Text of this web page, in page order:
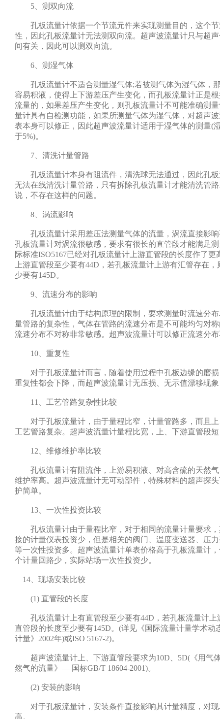
5、测双向流
孔板流量计依据一个节流元件来实现测量目的，这个节
性，因此孔板流量计无法测双向流。超声波流量计只与超
间有关，因此可以测双向流。
6、测湿气体
孔板流量计不适合测量湿气体;若被测气体为湿气体，
容易积液，使得上下游差压产生变化，而孔板流量计正是
流量的，如果差压产生变化，则孔板流量计不可能准确测
量计具有自检测功能，如果所测量气体为湿气体，对超声
表本身可以修正，因此超声波流量计适用于湿气体的测量(
于5%)。
7、清洗计量管路
孔板流量计本身有阻流件，清洗球无法通过，因此孔板
无法在线清洗计量管路，只有拆除孔板流量计才能清洗管
说，不存在这样的问题。
8、涡流影响
孔板流量计采用差压法测量气体的流量，涡流直接影响
孔板流量计对涡流很敏感，要求有很长的直管段才能满足
际标准ISO5167已经对孔板流量计上游直管段的长度作了
上游直管段至少要有44D，若孔板流量计上游有汇管存在
少要有145D。
9、流速分布的影响
孔板流量计由于结构原理的限制，要求测量时流速分布
量管路的复杂性，气体在管路的流速分布是不可能均匀对
流速分布不对称非常敏感。超声波流量计可以修正流速分
10、重复性
对于孔板流量计而言，随着使用过程中孔板边缘的磨损
重复性都会下降，而超声波流量计无压损、无示值漂移现
11、工艺管路复杂性比较
对于孔板流量计，由于量程比窄，计量管路多，而且上
工艺管路复杂。超声波流量计量程比宽，上、下游直管段
12、维修维护率比较
孔板流量计有阻流件，上游易积液、对高含硫的天然气
维护率高。超声波流量计无可动部件，特殊材料的超声探
护简单。
13、一次性投资比较
孔板流量计由于量程比窄，对于相同的流量计量要求，
接的计量仪表投资少，但是相关的阀门、温度变送器、压
等一次性投资多。超声波流量计单表价格高于孔板流量计
个计量回路少，实际站场一次性投资少。
14、现场安装比较
(1) 直管段的长度
孔板流量计上有直管段至少要有44D，若孔板流量计上
直管段的长度至少要有145D。(详见《国际流量计量学术动
计量》2002年)或ISO 5167-2)。
超声波流量计上、下游直管段要求为10D、5D(《用气
然气的流量》— 国标GB/T 18604-2001)。
(2) 安装的影响
对于孔板流量计，安装条件直接影响其计量精度，对现
高。